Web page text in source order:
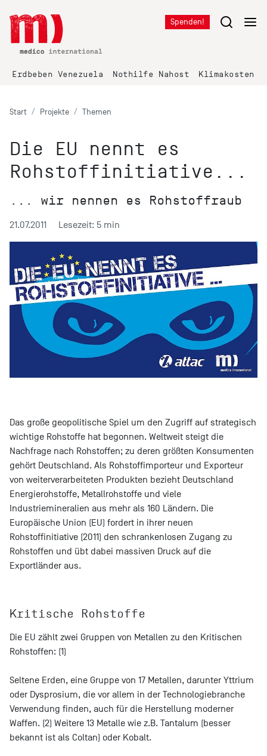
Spenden!
Erdbeben Venezuela Nothilfe Nahost Klimakosten
Start Projekte Themen
Die EU nennt es
Rohstoffinitiative...
... wir nennen es Rohstoffraub
21.07.2011 Lesezeit: 5 min
Das große geopolitische Spiel um den Zugriff auf strategisch
wichtige Rohstoffe hat begonnen. Weltweit steigt die
Nachfrage nach Rohstoffen; zu deren größten Konsumenten
gehört Deutschland. Als Rohstoffimporteur und Exporteur
von weiterverarbeiteten Produkten bezieht Deutschland
Energierohstoffe, Metallrohstoffe und viele
Industriemineralien aus mehr als 160 Ländern. Die
Europäische Union (EU) fordert in ihrer neuen
Rohstoffinitiative (2011) den schrankenlosen Zugang zu
Rohstoffen und übt dabei massiven Druck auf die
Exportländer aus.
Kritische Rohstoffe
Die EU zählt zwei Gruppen von Metallen zu den Kritischen
Rohstoffen: (1)
Seltene Erden, eine Gruppe von 17 Metallen, darunter Yttrium
oder Dysprosium, die vor allem in der Technologiebranche
Verwendung finden, auch für die Herstellung moderner
Waffen. (2) Weitere 13 Metalle wie z.B. Tantalum (besser
bekannt ist als Coltan) oder Kobalt.